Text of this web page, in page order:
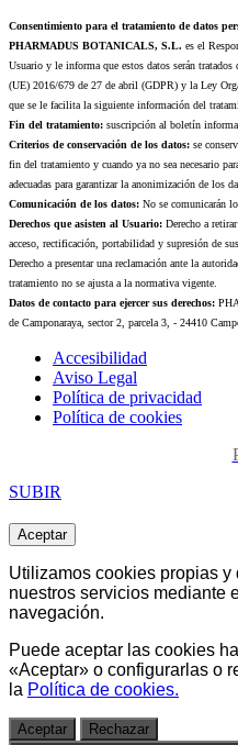
Consentimiento para el tratamiento de datos
PHARMADUS BOTANICALS, S.L. es el
Usuario y le informa que estos datos serán
(UE) 2016/679 de 27 de abril (GDPR) y la Ley
que se le facilita la siguiente información del
Fin del tratamiento: suscripción al boletín
Criterios de conservación de los datos: se
fin del tratamiento y cuando ya no sea necesario
adecuadas para garantizar la anonimización de los
Comunicación de los datos: No se comunicarán
Derechos que asisten al Usuario: Derecho a
acceso, rectificación, portabilidad y supresión de
Derecho a presentar una reclamación ante la
tratamiento no se ajusta a la normativa vigente.
Datos de contacto para ejercer sus derechos:
de Camponaraya, sector 2, parcela 3, - 24410
Accesibilidad
Aviso Legal
Política de privacidad
Política de cookies
SUBIR
Aceptar
Utilizamos cookies propias y
nuestros servicios mediante
navegación.
Puede aceptar las cookies
«Aceptar» o configurarlas o
la Política de cookies.
Aceptar Rechazar